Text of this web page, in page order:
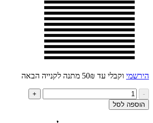
וקבלי עד 50₪ מתנה לקנייה הבאה
לסל